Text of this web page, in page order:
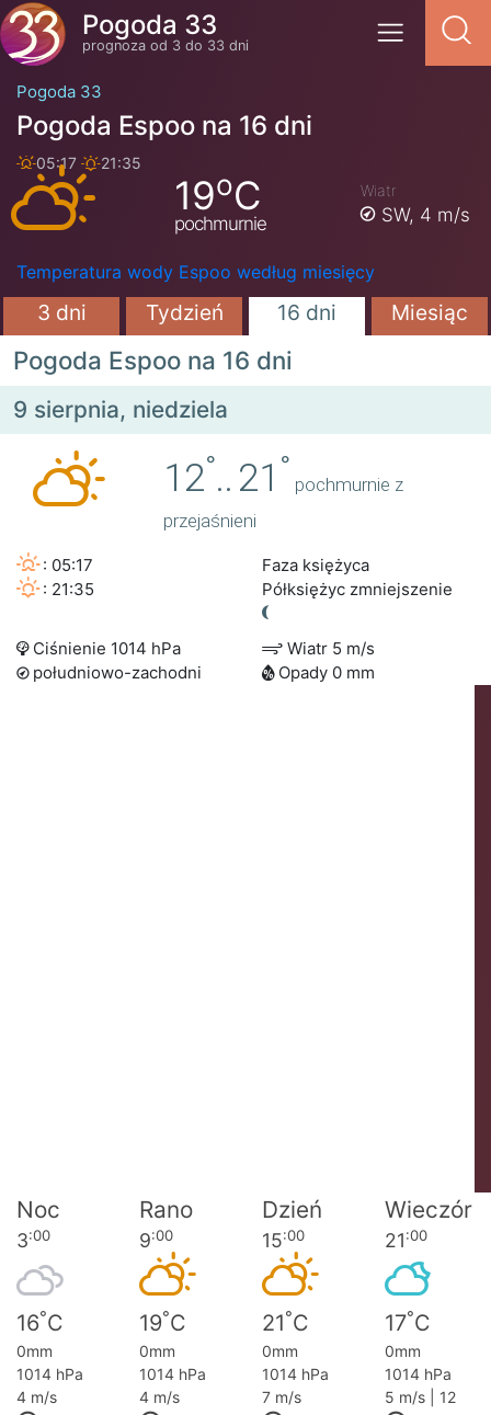
Pogoda 33
prognoza od 3 do 33 dni
Pogoda 33
Pogoda Espoo na 16 dni
05:17 21:35
19oC
pochmurnie
Wiatr
SW, 4 m/s
Temperatura wody Espoo według miesięcy
3 dni Tydzień 16 dni Miesiąc
Pogoda Espoo na 16 dni
9 sierpnia, niedziela
12°.. 21 °
pochmurnie z
przejaśnieni
: 05:17
: 21:35
Faza księżyca
Półksiężyc zmniejszenie
Ciśnienie 1014 hPa
Wiatr 5 m/s
południowo-zachodni
Opady 0 mm
Noc Rano Dzień Wieczór
3:00 9:00 15:00 21:00
16°C 19°C 21°C 17°C
0mm 0mm 0mm
0mm
1014 hPa
1014 hPa 1014 hPa
1014 hPa
4 m/s
4 m/s 7 m/s
5 m/s | 12